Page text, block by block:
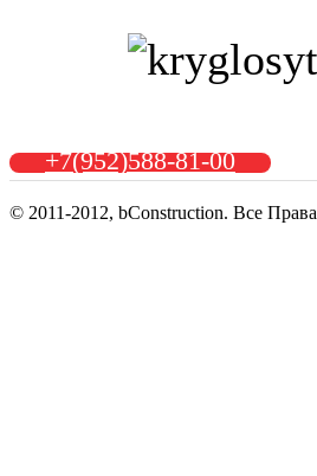
+7(952)588-81-00
© 2011-2012, bConstruction. Все